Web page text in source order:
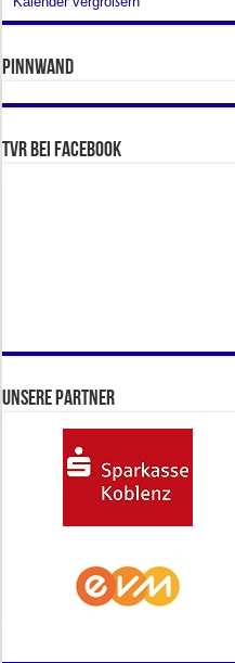
Pinnwand
TVR bei facebook
Unsere Partner